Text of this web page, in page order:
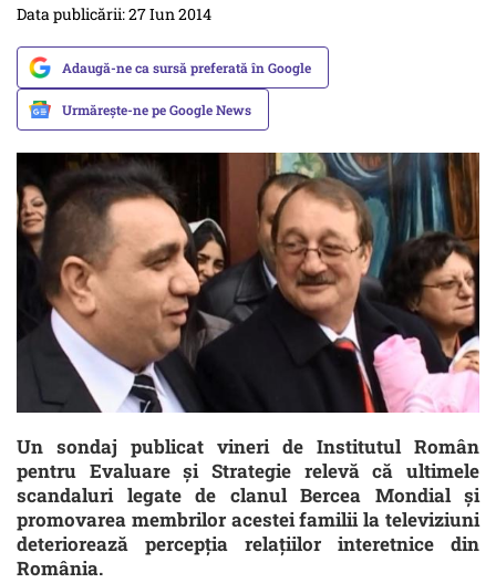
Data publicării: 27 Iun 2014
Adaugă-ne ca sursă preferată în Google
Urmărește-ne pe Google News
Un sondaj publicat vineri de Institutul Român
pentru Evaluare și Strategie relevă că ultimele
scandaluri legate de clanul Bercea Mondial și
promovarea membrilor acestei familii la televiziuni
deteriorează percepția relațiilor interetnice din
România.